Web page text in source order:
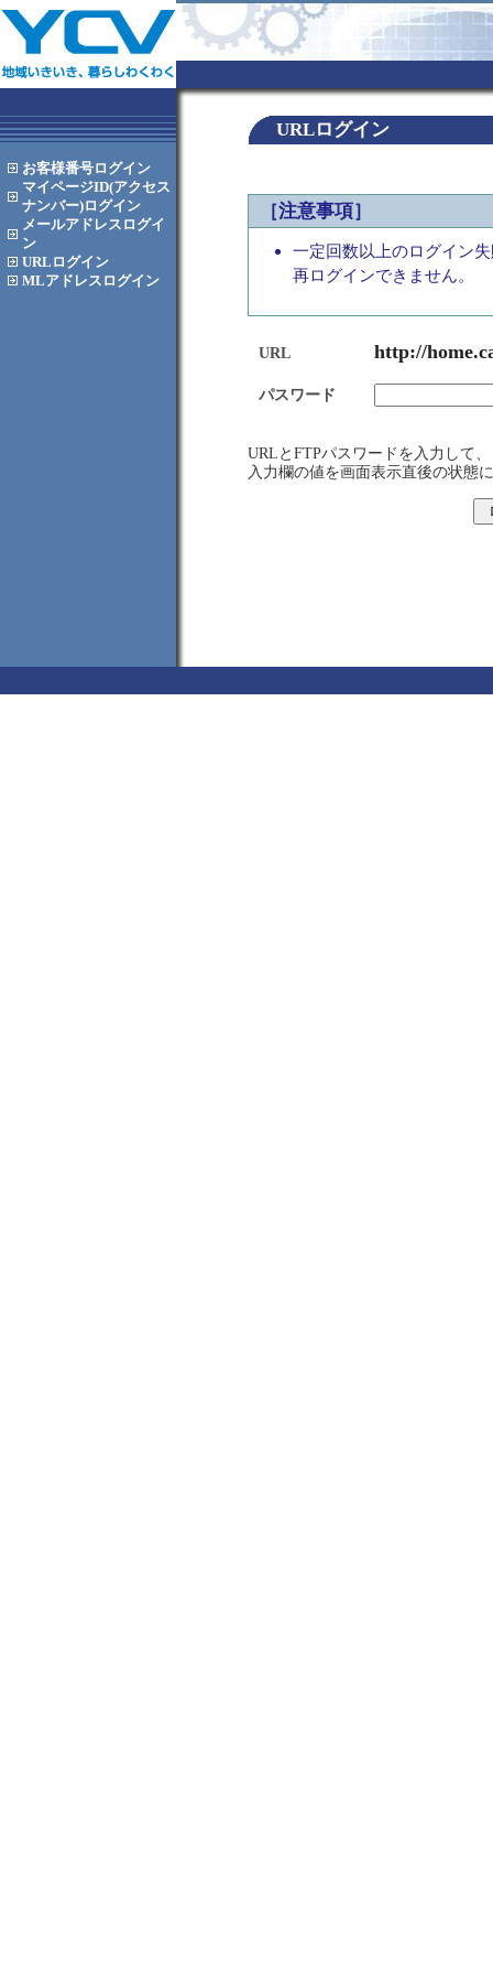
お客様番号ログイン
マイページID(アクセス
ナンバー)ログイン
メールアドレス ログイ
ン
URL ログイン
MLアドレス ログイン
URLログイン
［注意事項］
一定回数以上のログイン
再ログインできません。
URL http://
パスワード
URLとFTPパスワードを入力して
入力欄の値を画面表示直後の状態